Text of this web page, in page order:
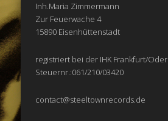
Inh.Maria Zimmermann
Zur Feuerwache 4
15890 Eisenhüttenstadt
registriert bei der IHK Frankfurt/Oder
Steuernr.:061/210/03420
contact@steeltownrecords.de